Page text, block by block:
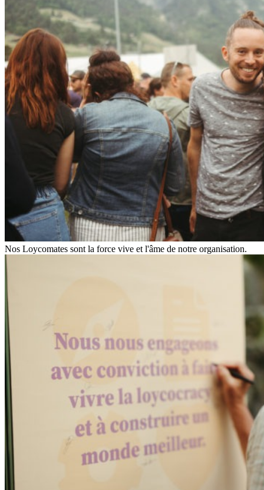
Nos Loycomates sont la force vive et l'âme de notre organisation.